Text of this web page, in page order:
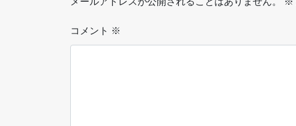
コメント ※